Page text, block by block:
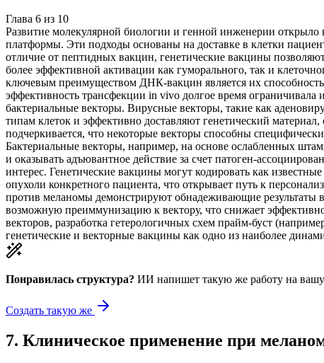
Глава 6 из 10
Развитие молекулярной биологии и генной инженерии
платформы. Эти подходы основаны на доставке в клетки
отличие от пептидных вакцин, генетические вакцины
более эффективной активации как гуморального, так и
ключевым преимуществом ДНК-вакцин является их
эффективность трансфекции in vivo долгое время
бактериальные векторы. Вирусные векторы, такие как
типам клеток и эффективно доставляют генетический
подчеркивается, что некоторые векторы способны
Бактериальные векторы, например, на основе ослабленных
и оказывать адъювантное действие за счет патоген-
интерес. Генетические вакцины могут кодировать как
опухоли конкретного пациента, что открывает путь к
против меланомы демонстрируют обнадеживающие результаты
возможную преиммунизацию к вектору, что снижает
векторов, разработка гетерологичных схем прайм-буст
генетические и векторные вакцины как одно из наиболее
Понравилась структура? ИИ напишет такую же работу на
Создать такую же
7. Клиническое применение при